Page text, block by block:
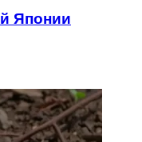
Японии